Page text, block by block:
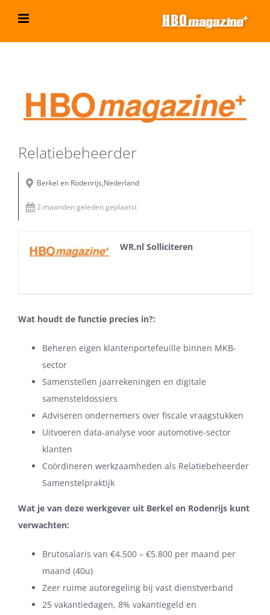
inhoud
grotere
afbeelding
Relatiebeheerder
Berkel en Rodenrijs,Nederland
2 maanden geleden geplaatst
WR.nl Solliciteren
Wat houdt de functie precies in?:
Beheren eigen klantenportefeuille binnen MKB-
sector
Samenstellen jaarrekeningen en digitale
samensteldossiers
Adviseren ondernemers over fiscale vraagstukken
Uitvoeren data-analyse voor automotive-sector
klanten
Coördineren werkzaamheden als Relatiebeheerder
Samenstelpraktijk
Wat je van deze werkgever uit Berkel en Rodenrijs kunt
verwachten:
Brutosalaris van €4.500 – €5.800 per maand per
maand (40u)
Zeer ruime autoregeling bij vast dienstverband
25 vakantiedagen, 8% vakantiegeld en